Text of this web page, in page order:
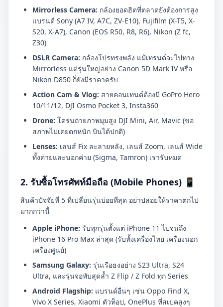
Mirrorless Camera: กล้องยอดฮิตที่ตลาดยังต้องการสูง
แบรนด์ Sony (A7 IV, A7C, ZV-E10), Fujifilm (X-T5, X-
S20, X-A7), Canon (EOS R50, R8, R6), Nikon (Z fc,
Z30)
DSLR Camera: กล้องโปรทรงพลัง แม้เทรนด์จะไปทาง
Mirrorless แต่รุ่นใหญ่อย่าง Canon 5D Mark IV หรือ
Nikon D850 ก็ยังมีราคาครับ
Action Cam & Vlog: สายคอนเทนต์ต้องมี GoPro Hero
10/11/12, DJI Osmo Pocket 3, Insta360
Drone: โดรนถ่ายภาพมุมสูง DJI Mini, Air, Mavic (ขอ
สภาพไม่เคยตกหนัก บินได้ปกติ)
Lenses: เลนส์ Fix ละลายหลัง, เลนส์ Zoom, เลนส์ Wide
ทั้งค่ายและนอกค่าย (Sigma, Tamron) เรารับหมด
2. รับซื้อโทรศัพท์มือถือ (Mobile Phones) 📱
สินค้าปัจจัยที่ 5 ที่เปลี่ยนรุ่นบ่อยที่สุด อย่าปล่อยให้ราคาตกไป
มากกว่านี้
Apple iPhone: รับทุกรุ่นตั้งแต่ iPhone 11 ไปจนถึง
iPhone 16 Pro Max ล่าสุด (รับทั้งเครื่องไทย เครื่องนอก
เครื่องศูนย์)
Samsung Galaxy: รุ่นเรือธงอย่าง S23 Ultra, S24
Ultra, และรุ่นจอพับสุดล้ำ Z Flip / Z Fold ทุก Series
Android Flagship: แบรนด์อื่นๆ เช่น Oppo Find X,
Vivo X Series, Xiaomi ตัวท็อป, OnePlus ที่สเปคสูงๆ